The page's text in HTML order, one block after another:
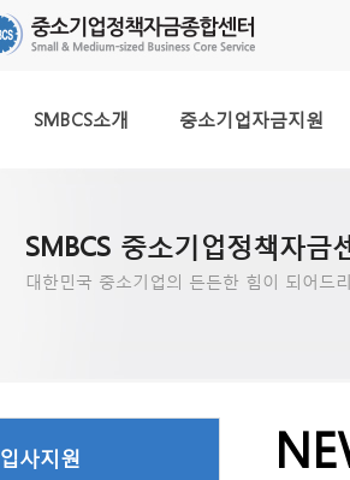
SMBCS소개 중소기업자금지원
SMBCS 중소기업정책자금
대한민국 중소기업의 든든한 힘이 되어드
입사지원